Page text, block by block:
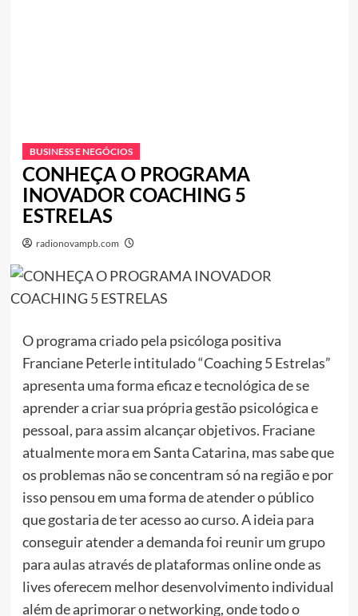
BUSINESS E NEGÓCIOS
CONHEÇA O PROGRAMA
INOVADOR COACHING 5
ESTRELAS
radionovampb.com
O programacriado pela psicóloga positiva
Franciane Peterle intitulado “Coaching 5 Estrelas”
apresenta uma forma eficaz e tecnológica de se
aprender a criar sua própria gestãopsicológica e
pessoal, para assim alcançar objetivos. Fraciane
atualmente mora em Santa Catarina, mas sabe que
os problemas nãose concentram só na regiãoe por
isso pensou em uma forma de atenderopúblico
que gostaria de ter acesso ao curso. A ideia para
conseguir atender a demanda foi reunir um grupo
para aulas através de plataformas online onde as
lives oferecem melhor desenvolvimento individual
além de aprimoraronetworking, onde todoo